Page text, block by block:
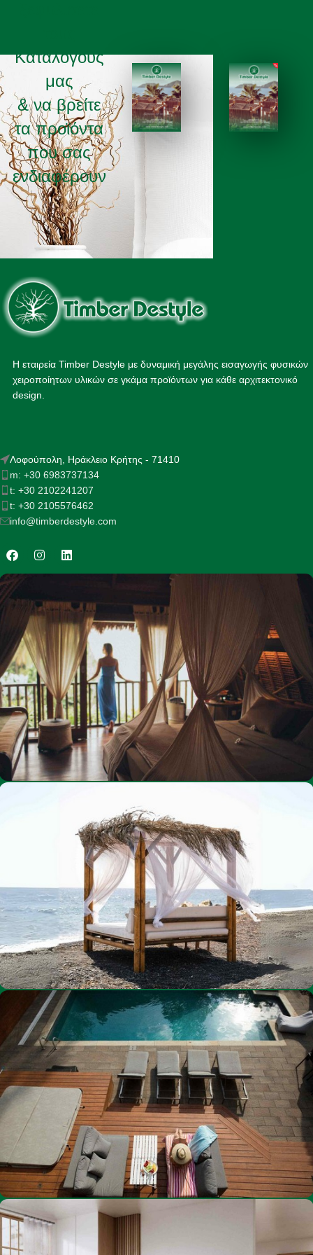
Καταλόγους
μας
& να βρείτε
τα προϊόντα
που σας
ενδιαφέρουν
ΚΑΤΑΛΟΓΟΣ 2025
Η εταιρεία Timber Destyle με δυναμική μεγάλης εισαγωγής φυσικών
χειροποίητων υλικών σε γκάμα προϊόντων για κάθε αρχιτεκτονικό
design.
Λοφούπολη, Ηράκλειο Κρήτης - 71410
m: +30 6983737134
t: +30 2102241207
t: +30 2105576462
info@timberdestyle.com